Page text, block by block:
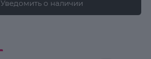
Уведомить о наличии